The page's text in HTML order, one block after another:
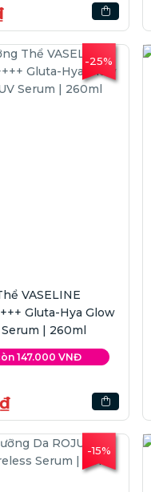
-25%
VASELINE
Gluta-Hya Glow
| 260ml
147.000 VNĐ
-15%